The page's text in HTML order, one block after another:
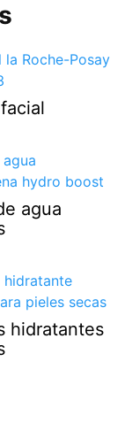
agua
hidratantes